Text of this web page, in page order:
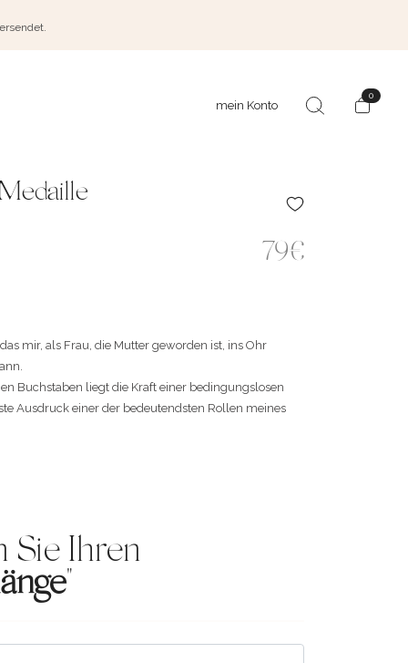
mein Konto
0
79€
mir, als Frau, die Mutter geworden ist, ins Ohr
Buchstaben liegt die Kraft einer bedingungslosen
Ausdruck einer der bedeutendsten Rollen meines
Sie Ihren
"